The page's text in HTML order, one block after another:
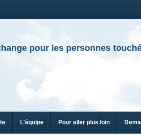
pour les personnes
L'équipe Pour aller plus loin